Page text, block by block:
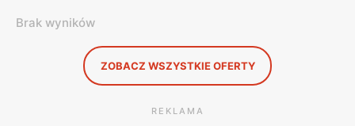
Brak wyników
ZOBACZ WSZYSTKIE OFERTY
REKLAMA